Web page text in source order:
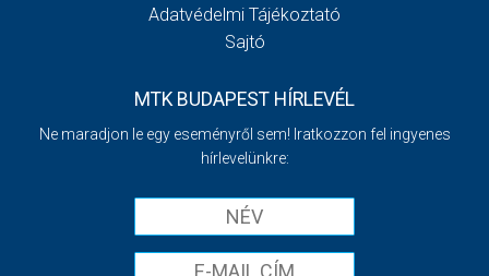
Adatvédelmi Tájékoztató
Sajtó
MTK BUDAPEST HÍRLEVÉL
Ne maradjon le egy eseményről sem! Iratkozzon fel ingyenes
hírlevelünkre: